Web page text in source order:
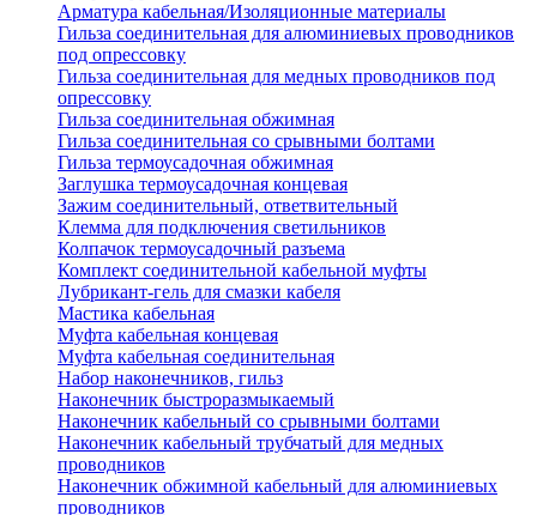
Арматура кабельная/Изоляционные материалы
Гильза соединительная для алюминиевых проводников
под опрессовку
Гильза соединительная для медных проводников под
опрессовку
Гильза соединительная обжимная
Гильза соединительная со срывными болтами
Гильза термоусадочная обжимная
Заглушка термоусадочная концевая
Зажим соединительный, ответвительный
Клемма для подключения светильников
Колпачок термоусадочный разъема
Комплект соединительной кабельной муфты
Лубрикант-гель для смазки кабеля
Мастика кабельная
Муфта кабельная концевая
Муфта кабельная соединительная
Набор наконечников, гильз
Наконечник быстроразмыкаемый
Наконечник кабельный со срывными болтами
Наконечник кабельный трубчатый для медных
проводников
Наконечник обжимной кабельный для алюминиевых
проводников